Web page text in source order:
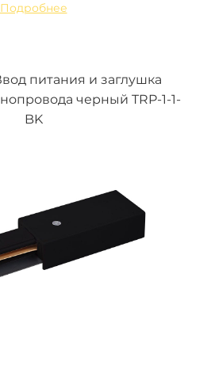
Подробнее
питания и заглушка
черный TRP-1-1-
BK